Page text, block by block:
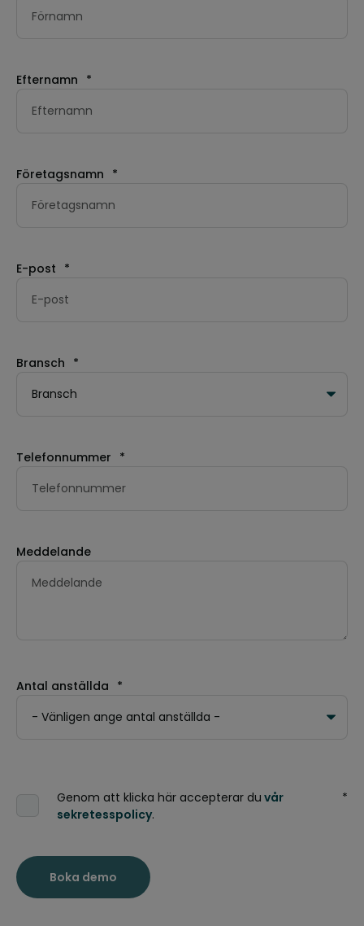
Efternamn *
Företagsnamn *
E-post *
Bransch *
Telefonnummer *
Meddelande
Antal anställda *
Genom att klicka här accepterar du vår
sekretesspolicy.
*